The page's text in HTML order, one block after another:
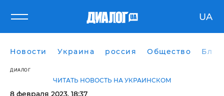
UA
Новости Украина россия Общество
ДИАЛОГ
ЧИТАТЬ НОВОСТЬ НА УКРАИНСКОМ
8 февраля 2023, 18:37